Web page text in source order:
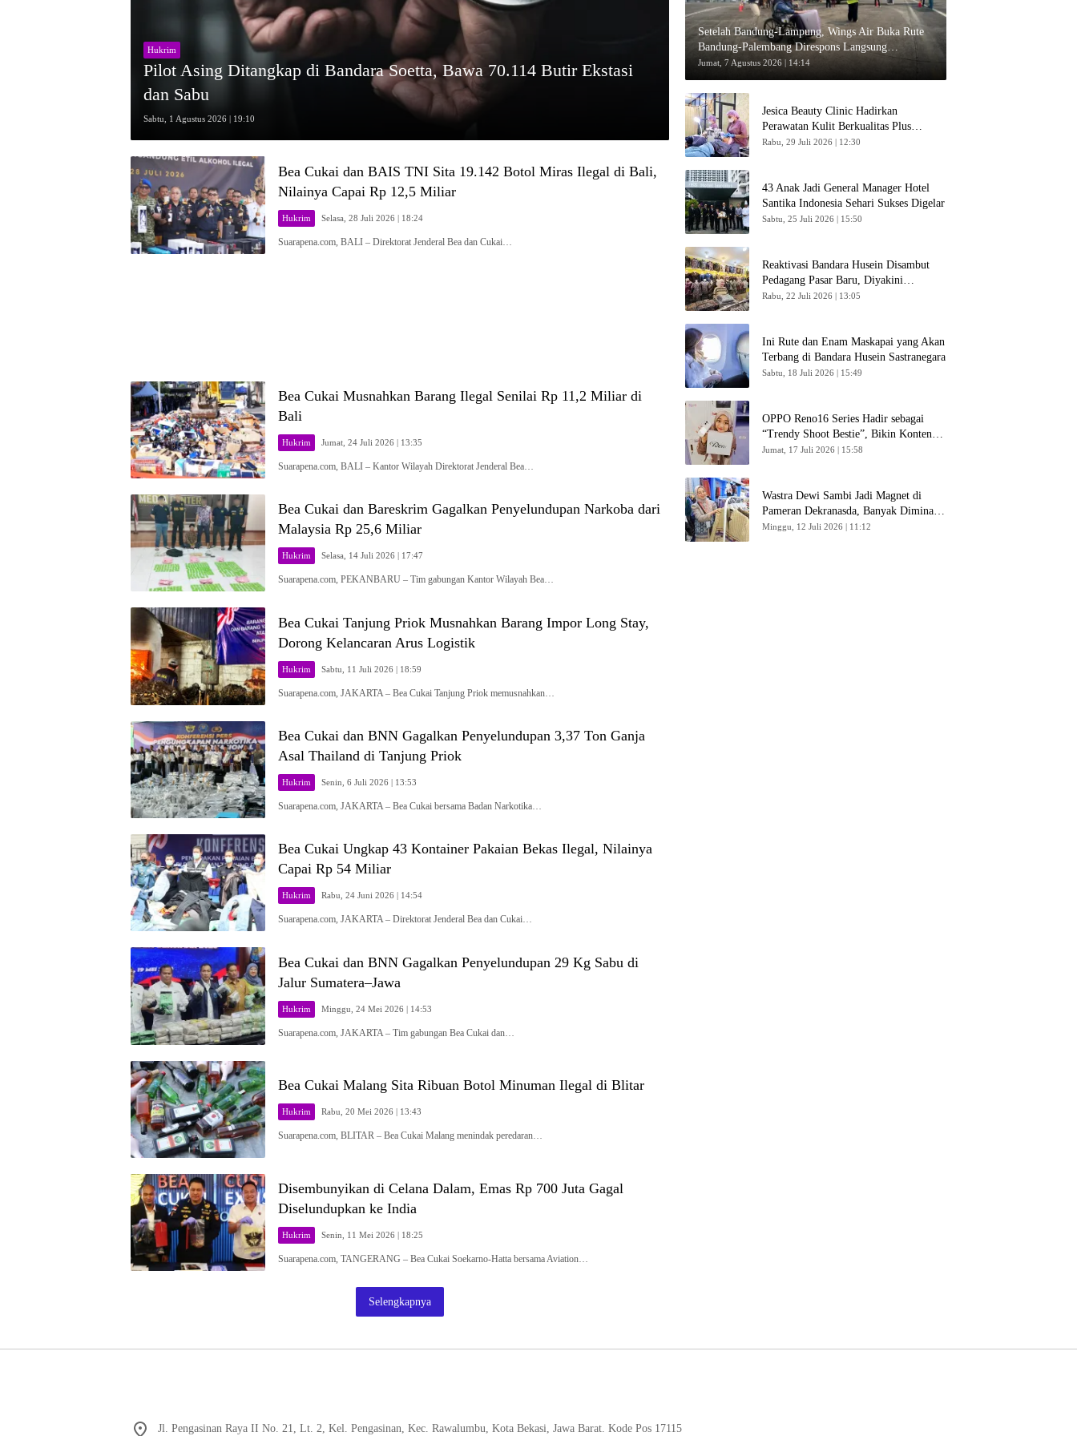
Hukrim
Pilot Asing Ditangkap di Bandara Soetta, Bawa 70.114 Butir Ekstasi
dan Sabu
Sabtu, 1 Agustus 2026 | 19:10
Bea Cukai dan BAIS TNI Sita 19.142 Botol Miras Ilegal di Bali,
Nilainya Capai Rp 12,5 Miliar
Hukrim Selasa, 28 Juli 2026 | 18:24
Suarapena.com, BALI – Direktorat Jenderal Bea dan Cukai…
Bea Cukai Musnahkan Barang Ilegal Senilai Rp 11,2 Miliar di
Bali
Hukrim Jumat, 24 Juli 2026 | 13:35
Suarapena.com, BALI – Kantor Wilayah Direktorat Jenderal Bea…
Bea Cukai dan Bareskrim Gagalkan Penyelundupan Narkoba dari
Malaysia Rp 25,6 Miliar
Hukrim Selasa, 14 Juli 2026 | 17:47
Suarapena.com, PEKANBARU – Tim gabungan Kantor Wilayah Bea…
Bea Cukai Tanjung Priok Musnahkan Barang Impor Long Stay,
Dorong Kelancaran Arus Logistik
Hukrim Sabtu, 11 Juli 2026 | 18:59
Suarapena.com, JAKARTA – Bea Cukai Tanjung Priok memusnahkan…
Bea Cukai dan BNN Gagalkan Penyelundupan 3,37 Ton Ganja
Asal Thailand di Tanjung Priok
Hukrim Senin, 6 Juli 2026 | 13:53
Suarapena.com, JAKARTA – Bea Cukai bersama Badan Narkotika…
Bea Cukai Ungkap 43 Kontainer Pakaian Bekas Ilegal, Nilainya
Capai Rp 54 Miliar
Hukrim Rabu, 24 Juni 2026 | 14:54
Suarapena.com, JAKARTA – Direktorat Jenderal Bea dan Cukai…
Bea Cukai dan BNN Gagalkan Penyelundupan 29 Kg Sabu di
Jalur Sumatera–Jawa
Hukrim Minggu, 24 Mei 2026 | 14:53
Suarapena.com, JAKARTA – Tim gabungan Bea Cukai dan…
Bea Cukai Malang Sita Ribuan Botol Minuman Ilegal di Blitar
Hukrim Rabu, 20 Mei 2026 | 13:43
Suarapena.com, BLITAR – Bea Cukai Malang menindak peredaran…
Disembunyikan di Celana Dalam, Emas Rp 700 Juta Gagal
Diselundupkan ke India
Hukrim Senin, 11 Mei 2026 | 18:25
Suarapena.com, TANGERANG – Bea Cukai Soekarno-Hatta bersama Aviation…
Selengkapnya
Setelah Bandung-Lampung, Wings Air Buka Rute
Bandung-Palembang Direspons Langsung
Penumpang
Jumat, 7 Agustus 2026 | 14:14
Jesica Beauty Clinic Hadirkan
Perawatan Kulit Berkualitas Plus
Konsultasi Gratis
Rabu, 29 Juli 2026 | 12:30
43 Anak Jadi General Manager Hotel
Santika Indonesia Sehari Sukses Digelar
Sabtu, 25 Juli 2026 | 15:50
Reaktivasi Bandara Husein Disambut
Pedagang Pasar Baru, Diyakini
Bangkitkan Kembali Ekonomi Bandung
Rabu, 22 Juli 2026 | 13:05
Ini Rute dan Enam Maskapai yang Akan
Terbang di Bandara Husein Sastranegara
Sabtu, 18 Juli 2026 | 15:49
OPPO Reno16 Series Hadir sebagai
“Trendy Shoot Bestie”, Bikin Konten
Kreator Makin Betah
Jumat, 17 Juli 2026 | 15:58
Wastra Dewi Sambi Jadi Magnet di
Pameran Dekranasda, Banyak Diminati
Pengunjung
Minggu, 12 Juli 2026 | 11:12
Jl. Pengasinan Raya II No. 21, Lt. 2, Kel. Pengasinan, Kec. Rawalumbu, Kota Bekasi, Jawa Barat. Kode Pos 17115